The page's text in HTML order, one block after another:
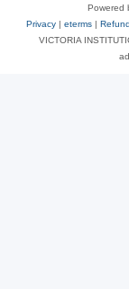
Powered
Privacy | eterms |
VICTORIA